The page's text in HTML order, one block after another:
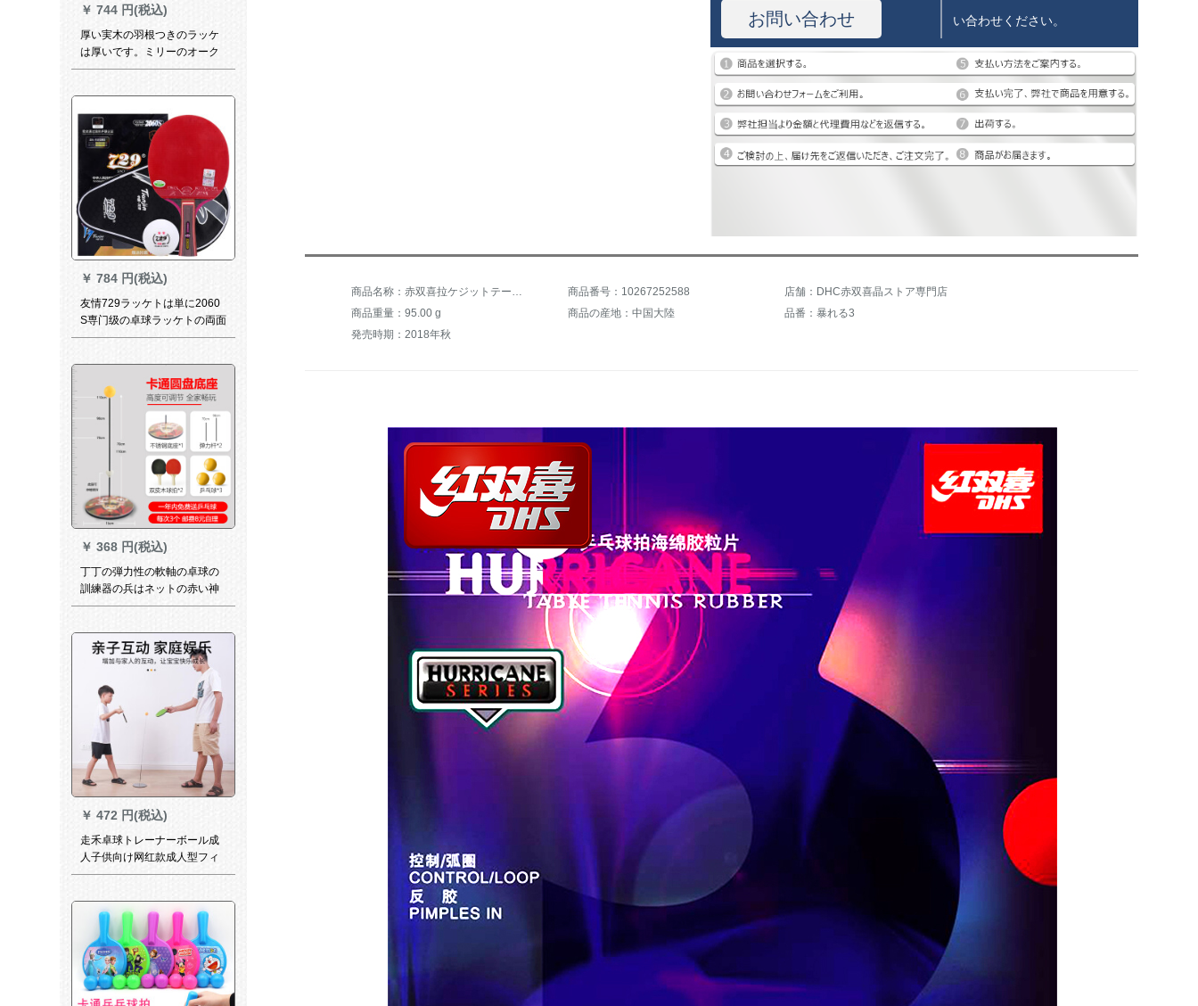
￥ 744 円(税込)
厚い実木の羽根つきのラッケ
は厚いです。ミリーのオーク
の表面の三毛のラケトは赤い
￥ 784 円(税込)
友情729ラッケトは単に2060
S専门级の卓球ラッケトの両面
の逆ゴムY 2060 Sグリップを
￥ 368 円(税込)
丁丁の弾力性の軟軸の卓球の
訓練器の兵はネットの赤い神
の器を訓練してから供給しま
ゃの家庭用【ステンレス】ナ
タクの高さは家族の金を調節
することができます。
￥ 472 円(税込)
走禾卓球トレーナーボール成
人子供向け网红款成人型フィ
ットネス器材
お問い合わせ
い合わせください。
商品番号：10267252588
店舗：DHC赤双喜晶ストア専門店
商品重量：95.00 g
商品の産地：中国大陸
品番：暴れる3
発売時期：2018年秋